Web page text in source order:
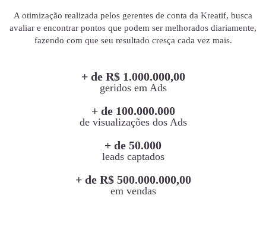
A otimização realizada pelos gerentes de conta da Kreatif, busca
avaliar e encontrar pontos que podem ser melhorados diariamente,
fazendo com que seu resultado cresça cada vez mais.
+ de R$ 1.000.000,00
geridos em Ads
+ de 100.000.000
de visualizações dos Ads
+ de 50.000
leads captados
+ de R$ 500.000.000,00
em vendas